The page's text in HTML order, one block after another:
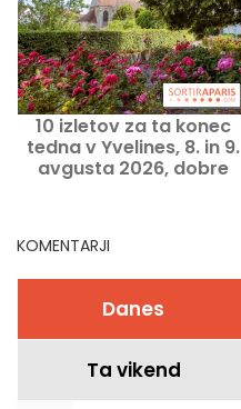
10 izletov za ta konec
tedna v Yvelines, 8. in 9.
avgusta 2026, dobre
KOMENTARJI
Danes
Ta vikend